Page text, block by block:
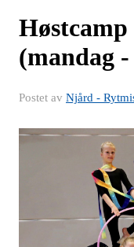
Høstcamp
(mandag
Postet av Njård -